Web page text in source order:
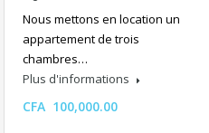
Nous mettons en location un
appartement de trois
chambres…
Plus d'informations
CFA 100,000.00